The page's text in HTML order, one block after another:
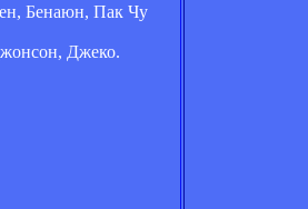
Бенаюн, Пак Чу
Джеко.